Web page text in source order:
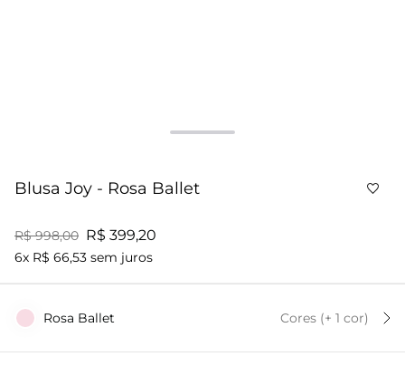
Blusa Joy - Rosa Ballet
R$ 998,00 R$ 399,20
6x R$ 66,53 sem juros
Rosa Ballet Cores (+ 1 cor)